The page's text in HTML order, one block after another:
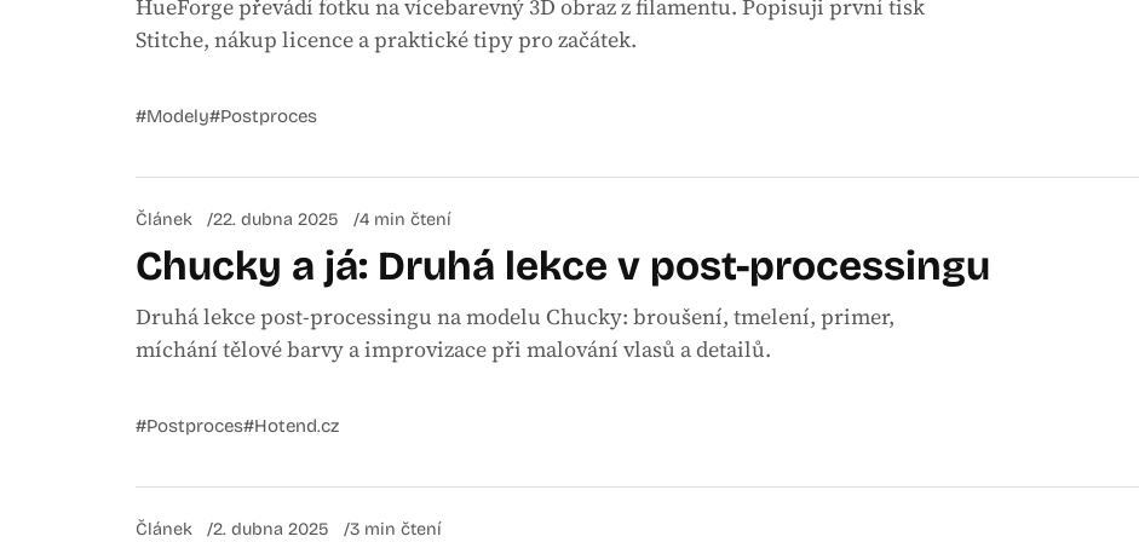
HueForge převádí fotku na vícebarevný 3D obraz z filamentu. Popisuji první tisk
Stitche, nákup licence a praktické tipy pro začátek.
#Modely#Postproces
Článek 22. dubna 2025 4 min čtení
Chucky a já: Druhá lekce v post-processingu
Druhá lekce post-processingu na modelu Chucky: broušení, tmelení, primer,
míchání tělové barvy a improvizace při malování vlasů a detailů.
#Postproces#Hotend.cz
Článek 2. dubna 2025 3 min čtení